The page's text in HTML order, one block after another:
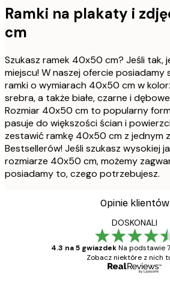
Ramki na plakaty i
cm
Szukasz ramek 40x50 cm? Jeśli tak,
miejscu! W naszej ofercie
ramki o wymiarach 40x50 cm w
srebra, a także białe, czarne i
Rozmiar 40x50 cm to popularny
pasuje do większości ścian i
zestawić ramkę 40x50 cm z jednym
Bestsellerów! Jeśli szukasz wysokiej
rozmiarze 40x50 cm, możemy
posiadamy to, czego potrzebujesz.
Opinie klientów
DOSKONALI
4.3 na 5 gwiazdek Na podstawie
Zobacz niektóre z nich